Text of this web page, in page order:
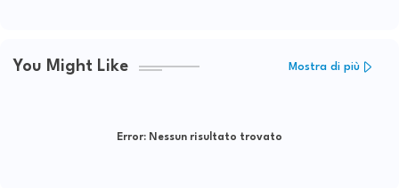
You Might Like Mostra di più
Error: Nessun risultato trovato